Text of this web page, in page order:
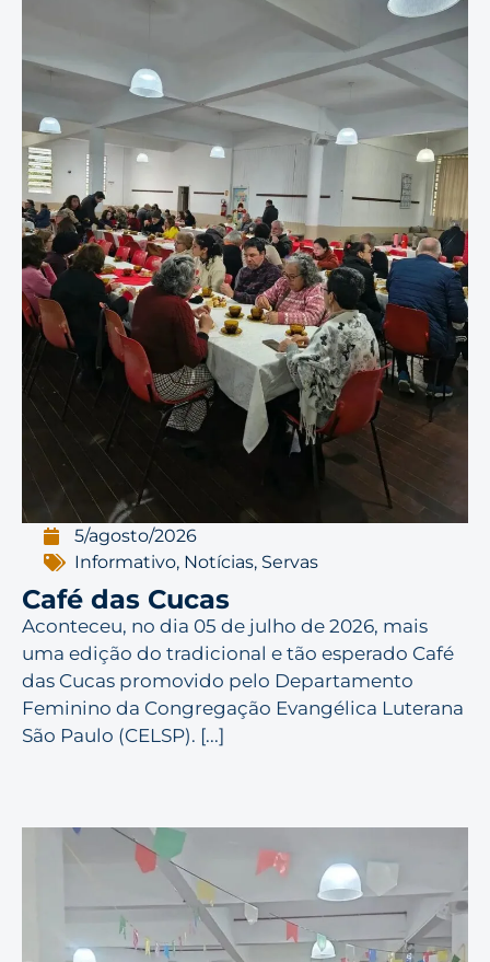
5/agosto/2026
Informativo, Notícias, Servas
Café das Cucas
Aconteceu, no dia 05 de julho de 2026, mais
uma edição do tradicional e tão esperado Café
das Cucas promovido pelo Departamento
Feminino da Congregação Evangélica Luterana
São Paulo (CELSP). [...]